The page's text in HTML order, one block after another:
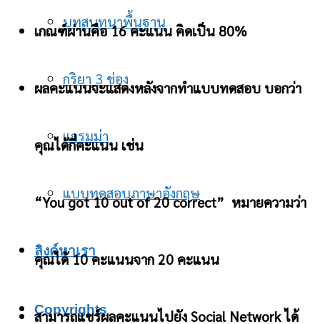
บทสนทนาพื้นฐาน
กริยา 3 ช่อง
แกรมม่า
แบบทดสอบภาษาอังกฤษ
ลิงค์หาเรา
Copyrights
เกณฑ์ผ่านคือ 16 คะแนน คิดเป็น 80%
ผลคะแนนจะแสดงหลังจากทำแบบทดสอบ บอกว่า
คุณได้กี่คะแนน เช่น
“You got 10 out of 20 correct” หมายความว่า
คุณได้ 10 คะแนนจาก 20 คะแนน
สามารถแชร์ผลคะแนนไปยัง Social Network ได้